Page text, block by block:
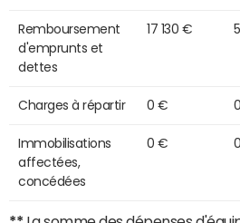
Remboursement
d'emprunts et
dettes
17 130 €
Charges à répartir 0 €
Immobilisations
affectées,
concédées
0 €